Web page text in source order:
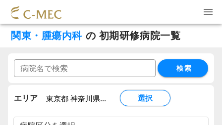
関東・腫瘍内科 の 初期研修病院一覧
検索
エリア 東京都 神奈川県... 選択